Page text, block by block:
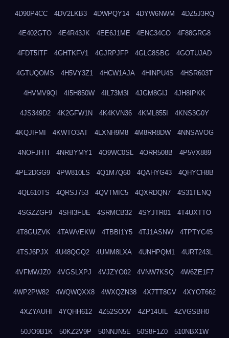
4D90P4CC 4DV2LKB3 4DWPQY14 4DYW6NWM 4DZ5J3RQ
4E402GTO 4E4R43JK 4EE6J1ME 4ENC34CO 4F88GRG8
4FDT5ITF 4GHTKFV1 4GJRPJFP 4GLC8SBG 4GOTUJAD
4GTUQOMS 4H5VY3Z1 4HCW1AJA 4HINPU4S 4HSR603T
4HVMV9QI 4I5H850W 4IL73M3I 4JGM8GIJ 4JH8IPKK
4JS349D2 4K2GFW1N 4K4KVN36 4KML855I 4KNS3G0Y
4KQJIFMI 4KWTO3AT 4LXNH9M8 4M8RR8DW 4NNSAVOG
4NOFJHTI 4NRBYMY1 4O9WC0SL 4ORR508B 4P5VX889
4PE2DGG9 4PW810LS 4Q1M7Q60 4QAHYG43 4QHYCH8B
4QL610TS 4QRSJ753 4QVTMIC5 4QXRDQN7 4S31TENQ
4SGZZGF9 4SHI3FUE 4SRMCB32 4SYJTR01 4T4UXTTO
4T8GUZVK 4TAWVEKW 4TBBI1Y5 4TJ1ASNW 4TPTYC45
4TSJ6PJX 4U48QGQ2 4UMM8LXA 4UNHPQM1 4URT243L
4VFMWJZ0 4VGSLXPJ 4VJZYO02 4VNW7KSQ 4W6ZE1F7
4WP2PW82 4WQWQXX8 4WXQZN38 4X7TT8GV 4XYOT662
4XZYAUHI 4YQHH612 4Z52SO0V 4ZP14UIL 4ZVGSBH0
50JO9B1K 50KZ2V9P 50NNJN5E 50S8F1Z0 510NBX1W